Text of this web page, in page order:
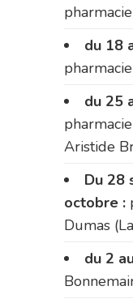
du 18
du 25
Aristide
Du 28
octobre :
Dumas
du 2